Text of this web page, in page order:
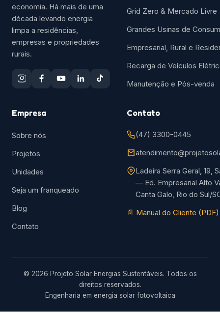
economia. Há mais de uma
década levando energia
limpa a residências,
empresas e propriedades
rurais.
Grid Zero & Mercado Livre
Grandes Usinas de
Empresarial, Rural e
Recarga de Veículos
Manutenção e Pós-venda
Empresa
Sobre nós
Projetos
Unidades
Seja um franqueado
Blog
Contato
Contato
(47) 3300-0445
Ladeira Serra Geral, 19,
— Ed. Empresarial Alto
Canta Galo, Rio do Sul/
📄 Manual do Cliente (PDF)
© 2026 Projeto Solar Energias Sustentáveis. Todos os
direitos reservados.
Engenharia em energia solar fotovoltaica